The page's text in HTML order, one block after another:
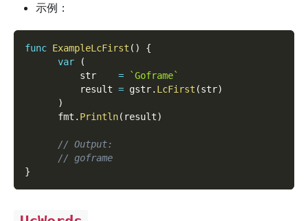
示例：
func ExampleLcFirst ( )
{
var
(
          str
=
`Goframe`
          result
= gstr. LcFirst (str)
)
      fmt
. Println( result)
// Output:
// goframe
}